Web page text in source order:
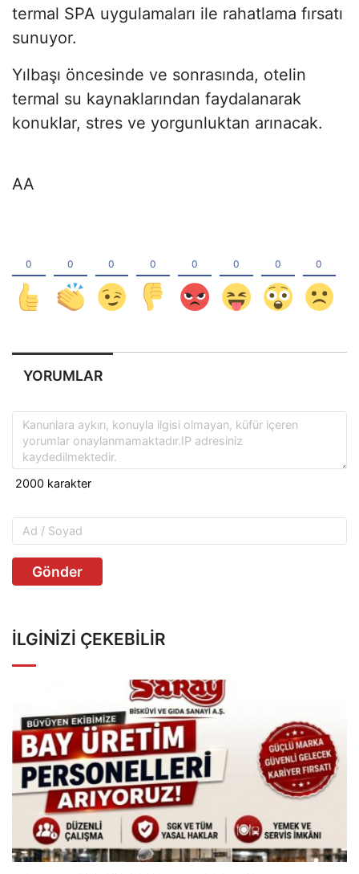
termal SPA uygulamaları ile rahatlama fırsatı
sunuyor.
Yılbaşı öncesinde ve sonrasında, otelin
termal su kaynaklarından faydalanarak
konuklar, stres ve yorgunluktan arınacak.
AA
YORUMLAR
Gönder
İLGINIZI ÇEKEBILIR